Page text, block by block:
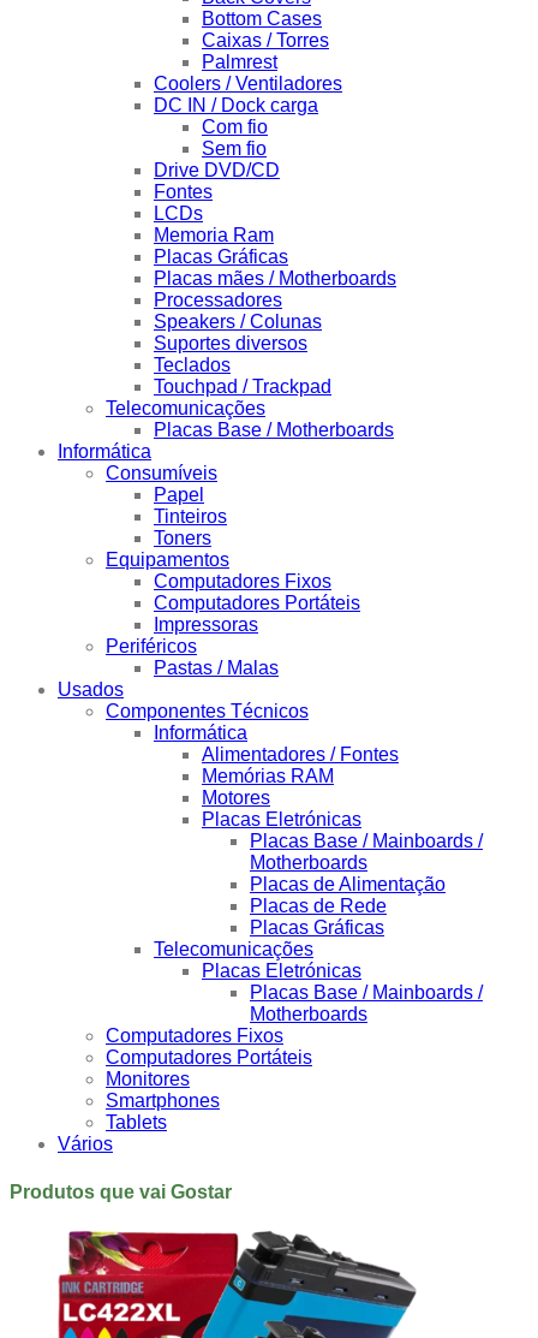
Bottom Cases
Caixas / Torres
Palmrest
Coolers / Ventiladores
DC IN / Dock carga
Com fio
Sem fio
Drive DVD/CD
Fontes
LCDs
Memoria Ram
Placas Gráficas
Placas mães / Motherboards
Processadores
Speakers / Colunas
Suportes diversos
Teclados
Touchpad / Trackpad
Telecomunicações
Placas Base / Motherboards
Informática
Consumíveis
Papel
Tinteiros
Toners
Equipamentos
Computadores Fixos
Computadores Portáteis
Impressoras
Periféricos
Pastas / Malas
Usados
Componentes Técnicos
Informática
Alimentadores / Fontes
Memórias RAM
Motores
Placas Eletrónicas
Placas Base / Mainboards /
Motherboards
Placas de Alimentação
Placas de Rede
Placas Gráficas
Telecomunicações
Placas Eletrónicas
Placas Base / Mainboards /
Motherboards
Computadores Fixos
Computadores Portáteis
Monitores
Smartphones
Tablets
Vários
Produtos que vai Gostar